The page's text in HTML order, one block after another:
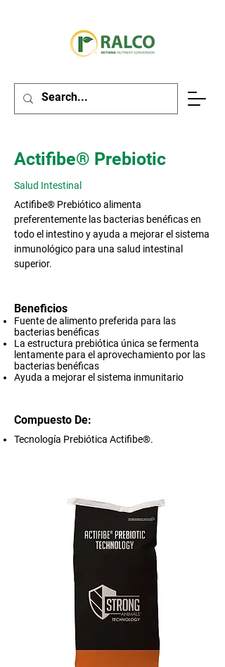
Actifibe® Prebiotic
Salud Intestinal
Actifibe® Prebiótico alimenta
preferentemente las bacterias benéficas en
todo el intestino y ayuda a mejorar el sistema
inmunológico para una salud intestinal
superior.​
Beneficios
Fuente de alimento preferida para las
bacterias benéficas
La estructura prebiótica única se fermenta
lentamente para el aprovechamiento por las
bacterias benéficas
Ayuda a mejorar el sistema inmunitario
Compuesto De:
Tecnología Prebiótica Actifibe®.